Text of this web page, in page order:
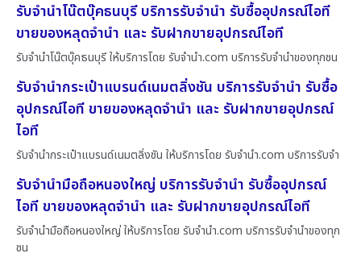
รับจำนำโน๊ตบุ๊คธนบุรี บริการรับจำนำ รับซื้ออุปกรณ์ไอที
ขายของหลุดจำนำ และ รับฝากขายอุปกรณ์ไอที
รับจำนำโน๊ตบุ๊คธนบุรี ให้บริการโดย รับจํานํา.com บริการรับจำนำของทุกชน
รับจำนำกระเป๋าแบรนด์เนมตลิ่งชัน บริการรับจำนำ รับซื้อ
อุปกรณ์ไอที ขายของหลุดจำนำ และ รับฝากขายอุปกรณ์
ไอที
รับจำนำกระเป๋าแบรนด์เนมตลิ่งชัน ให้บริการโดย รับจํานํา.com บริการรับจำ
รับจำนำมือถือหนองใหญ่ บริการรับจำนำ รับซื้ออุปกรณ์
ไอที ขายของหลุดจำนำ และ รับฝากขายอุปกรณ์ไอที
รับจำนำมือถือหนองใหญ่ ให้บริการโดย รับจํานํา.com บริการรับจำนำของทุก
ชน